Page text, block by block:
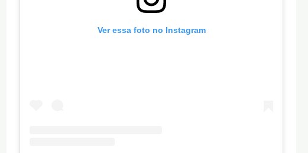
Ver essa foto no Instagram